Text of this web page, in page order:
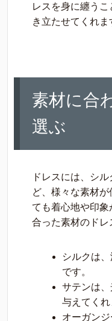
レスを身に纏うこ
き立たせてくれま
素材に合
選ぶ
ドレスには、シ
ど、様々な素材
ても着心地や印象
合った素材のドレ
シルクは
です。
サテンは
与えてくれ
オーガン